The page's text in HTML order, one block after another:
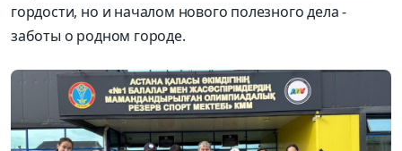
гордости, но и началом нового полезного дела -
заботы о родном городе.